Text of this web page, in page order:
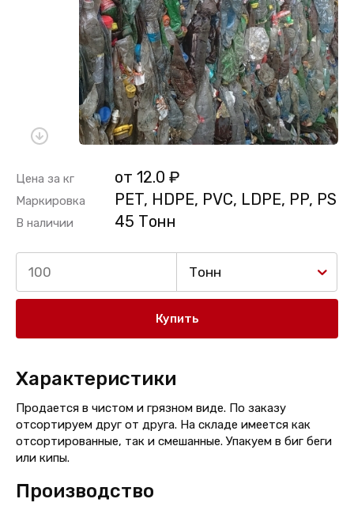
Цена за кг от 12.0 ₽
Маркировка PET, HDPE, PVC, LDPE, PP, PS
В наличии 45 Тонн
Тонн
Купить
Характеристики
Продается в чистом и грязном виде. По заказу
отсортируем друг от друга. На складе имеется как
отсортированные, так и смешанные. Упакуем в биг беги
или кипы.
Производство